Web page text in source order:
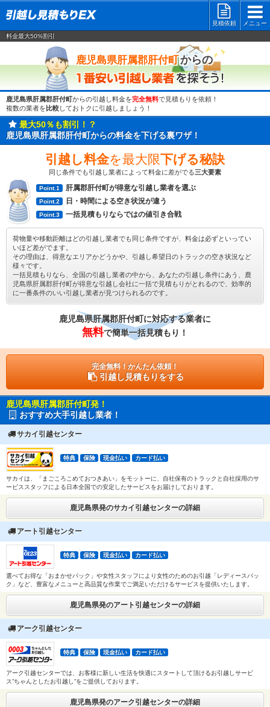
見積依頼
メニュー
料金最大50%割引
鹿児島県肝属郡肝付町からの
鹿児島県肝属郡肝付町からの引越し料金を完全無料で見積もりを依頼！
複数の業者を 比較しておトクに引越しましょう！
最大50％も割引！？
鹿児島県肝属郡肝付町からの料金を下げる裏ワザ！
引越し料金を最大限下げる秘訣
同じ条件でも引越し業者によって料金に差がでる三大要素
Point.1 肝属郡肝付町が得意な引越し業者を選ぶ
Point.2 日・時間による空き状況が違う
Point.3 一括見積もりならではの値引き合戦
荷物量や移動距離はどの引越し業者でも同じ条件ですが、料金は必ずといってい
いほど差がでます。
その理由は、得意なエリアかどうかや、引越し希望日のトラックの空き状況など
様々です。
一括見積もりなら、全国の引越し業者の中から、あなたの引越し条件にあう、鹿
児島県肝属郡肝付町が得意な引越し会社に一括で見積もりがとれるので、効率的
に一番条件のいい引越し業者が見つけられるのです。
鹿児島県肝属郡肝付町に対応する業者に
無料で簡単一括見積もり！
完全無料！かんたん依頼！
引越し見積もりをする
鹿児島県肝属郡肝付町発！
おすすめ大手引越し業者！
サカイ引越センター
特典 保険 現金払い カード払い
サカイは、「まごころこめておつきあい」をモットーに、自社保有のトラックと自社採用のサ
ービススタッフによる日本全国での安定したサービスをお届けしております。
鹿児島県発のサカイ引越センターの詳細
アート引越センター
特典 保険 現金払い カード払い
選べてお得な「おまかせパック」や女性スタッフにより女性のためのお引越「レディースパッ
ク」など、豊富なメニューと高品質な作業でご満足いただけるサービスを提供いたします。
鹿児島県発のアート引越センターの詳細
アーク引越センター
特典 保険 現金払い カード払い
アーク引越センターでは、お客様に新しい生活を快適にスタートして頂けるお引越しサービ
ス”ちゃんとしたお引越し”をご提供しております。
鹿児島県発のアーク引越センターの詳細